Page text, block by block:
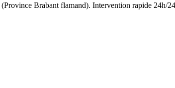
(Province Brabant flamand). Intervention rapide 24h/